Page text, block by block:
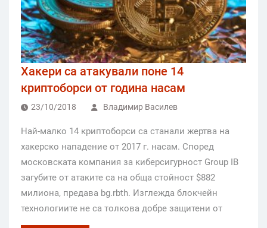
Хакери са атакували поне 14
криптоборси от година насам
23/10/2018 Владимир Василев
Най-малко 14 криптоборси са станали жертва на
хакерско нападение от 2017 г. насам. Според
московската компания за киберсигурност Group IB
загубите от атаките са на обща стойност $882
милиона, предава bg.rbth. Изглежда блокчейн
технологиите не са толкова добре защитени от